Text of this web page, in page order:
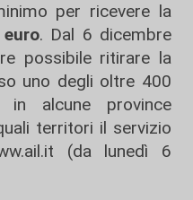
per ricevere la
. Dal 6 dicembre
possibile ritirare la
uno degli oltre 400
alcune province
territori il servizio
(da lunedì 6